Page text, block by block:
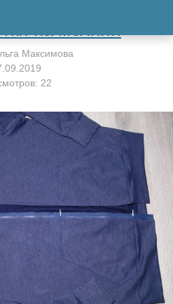
мастер-классу
на молнии
Максимова
22